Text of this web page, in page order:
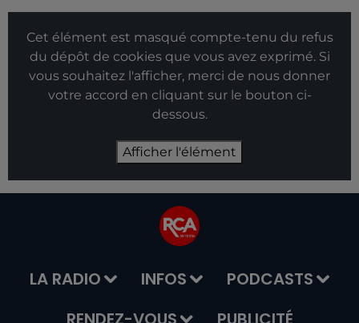
Cet élément est masqué compte-tenu du refus
du dépôt de cookies que vous avez exprimé. Si
vous souhaitez l'afficher, merci de nous donner
votre accord en cliquant sur le bouton ci-
dessous.
Afficher l'élément
LA RADIO INFOS
PODCASTS